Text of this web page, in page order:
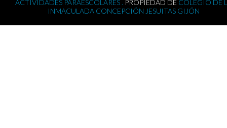
ACTIVIDADES PARAESCOLARES . PROPIEDAD DE COLEGIO DE
INMACULADA CONCEPCIÓN JESUITAS GIJÓN